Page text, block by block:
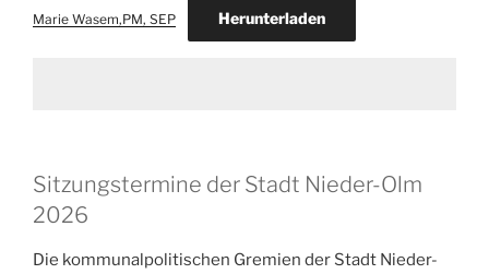
Marie Wasem,PM, SEP Herunterladen
Sitzungstermine der Stadt Nieder-Olm
2026
Die kommunalpolitischen Gremien der Stadt Nieder-